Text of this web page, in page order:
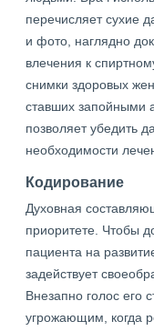
перечисляет сухие
и фото, наглядно
влечения к
снимки здоровых
ставших запойными
позволяет убедить
необходимости
Кодирование
Духовная
приоритете. Чтобы
пациента на
задействует
Внезапно голос его
угрожающим, когда